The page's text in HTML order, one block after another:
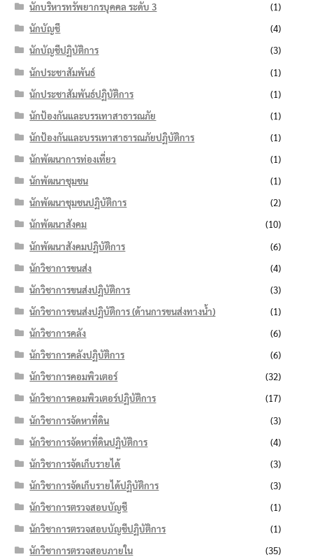
นักบริหารทรัพยากรบุคคล ระดับ 3
(1)
นักบัญชี
(4)
นักบัญชีปฏิบัติการ
(3)
นักประชาสัมพันธ์
(1)
นักประชาสัมพันธ์ปฏิบัติการ
(1)
นักป้องกันและบรรเทาสาธารณภัย
(1)
นักป้องกันและบรรเทาสาธารณภัยปฏิบัติการ
(1)
นักพัฒนาการท่องเที่ยว
(1)
นักพัฒนาชุมชน
(1)
นักพัฒนาชุมชนปฏิบัติการ
(2)
นักพัฒนาสังคม
(10)
นักพัฒนาสังคมปฏิบัติการ
(6)
นักวิชาการขนส่ง
(4)
นักวิชาการขนส่งปฏิบัติการ
(3)
นักวิชาการขนส่งปฏิบัติการ (ด้านการขนส่งทางน้ำ)
(1)
นักวิชาการคลัง
(6)
นักวิชาการคลังปฏิบัติการ
(6)
นักวิชาการคอมพิวเตอร์
(32)
นักวิชาการคอมพิวเตอร์ปฏิบัติการ
(17)
นักวิชาการจัดหาที่ดิน
(3)
นักวิชาการจัดหาที่ดินปฏิบัติการ
(4)
นักวิชาการจัดเก็บรายได้
(3)
นักวิชาการจัดเก็บรายได้ปฏิบัติการ
(3)
นักวิชาการตรวจสอบบัญชี
(1)
นักวิชาการตรวจสอบบัญชีปฏิบัติการ
(1)
นักวิชาการตรวจสอบภายใน
(35)